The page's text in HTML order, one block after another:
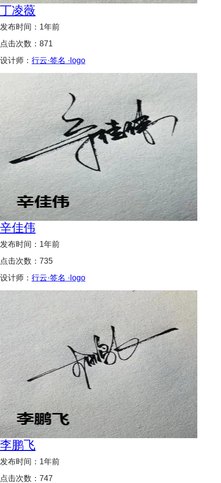
丁凌薇
发布时间： 1年前
点击次数： 871
设计师： 行云·签名 ·logo
辛佳伟
发布时间： 1年前
点击次数： 735
设计师： 行云·签名 ·logo
李鹏飞
发布时间： 1年前
点击次数： 747